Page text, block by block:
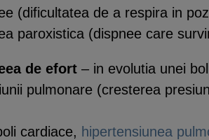
(dificultatea de a respira in
paroxistica (dispnee care
de efort – in evolutia unei
pulmonare (cresterea
cardiace, hipertensiunea